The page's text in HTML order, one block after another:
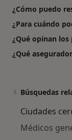
¿Cómo puedo
¿Para cuándo
¿Qué opinan los
¿Qué
Búsquedas
Ciudades
Médicos